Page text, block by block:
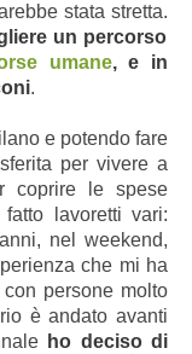
stata stretta.
un percorso
umane, e in
.
e potendo fare
per vivere a
coprire le spese
lavoretti vari:
nel weekend,
che mi ha
persone molto
è andato avanti
ho deciso di